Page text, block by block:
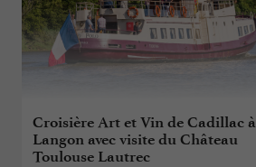
Croisière Art et Vin de Cadillac à
Langon avec visite du Château
Toulouse Lautrec